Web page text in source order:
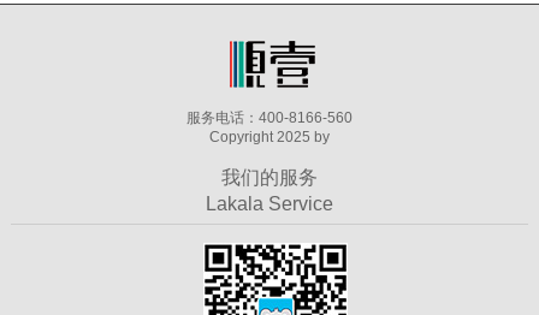
服务电话：400-8166-560
Copyright 2025 by
我们的服务
Lakala Service